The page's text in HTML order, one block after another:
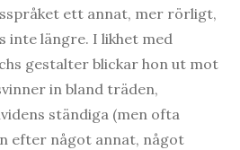
ett annat, mer rörligt,
inte längre. I likhet med
gestalter blickar hon ut mot
in bland träden,
ständiga (men ofta
efter något annat, något